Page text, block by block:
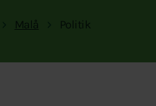
Malå Politik